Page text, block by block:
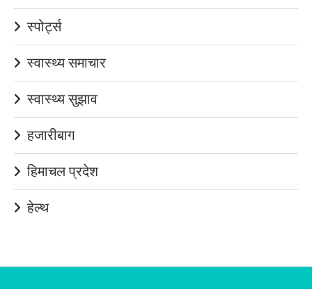
स्पोर्ट्स
स्वास्थ्य समाचार
स्वास्थ्य सुझाव
हजारीबाग
हिमाचल प्रदेश
हेल्थ